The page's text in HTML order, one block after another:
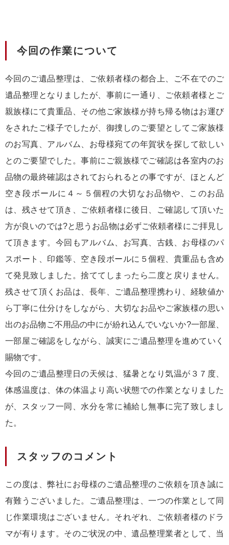
今回の作業について
今回のご遺品整理は、ご依頼者様の都合上、ご不在でのご
遺品整理となりましたが、事前に一通り、ご依頼者様とご
親族様にて貴重品、その他ご家族様が持ち帰る物はお運び
をされたご様子でしたが、御捜しのご要望としてご家族様
のお写真、アルバム、お母様宛ての年賀状を探して欲しい
とのご要望でした。事前にご親族様でご確認は各室内のお
品物の最終確認はされておられるとの事ですが、ほとんど
空き段ボールに４～５個程の大切なお品物や、このお品
は、残させて頂き、ご依頼者様に後日、ご確認して頂いた
方が良いのでは?と思うお品物は必ずご依頼者様にご拝見し
て頂きます。今回もアルバム、お写真、古銭、お母様のパ
スポート、印鑑等、空き段ボールに５個程、貴重品も含め
て発見致しました。捨ててしまったら二度と戻りません。
残させて頂くお品は、長年、ご遺品整理携わり、経験値か
ら丁寧に仕分けをしながら、大切なお品やご家族様の思い
出のお品物ご不用品の中にが紛れ込んでいないか?一部屋、
一部屋ご確認をしながら、誠実にご遺品整理を進めていく
賜物です。
今回のご遺品整理日の天候は、猛暑となり気温が３７度、
体感温度は、体の体温より高い状態での作業となりました
が、スタッフ一同、水分を常に補給し無事に完了致しまし
た。
スタッフのコメント
この度は、弊社にお母様のご遺品整理のご依頼を頂き誠に
有難うございました。ご遺品整理は、一つの作業として同
じ作業環境はございません。それぞれ、ご依頼者様のドラ
マが有ります。そのご状況の中、遺品整理業者として、当